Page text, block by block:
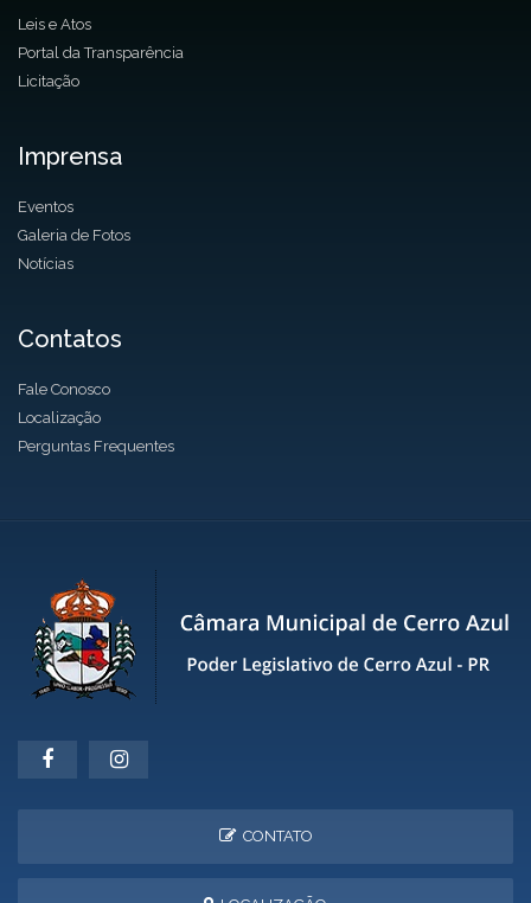
Leis e Atos
Portal da Transparência
Licitação
Imprensa
Eventos
Galeria de Fotos
Notícias
Contatos
Fale Conosco
Localização
Perguntas Frequentes
CONTATO